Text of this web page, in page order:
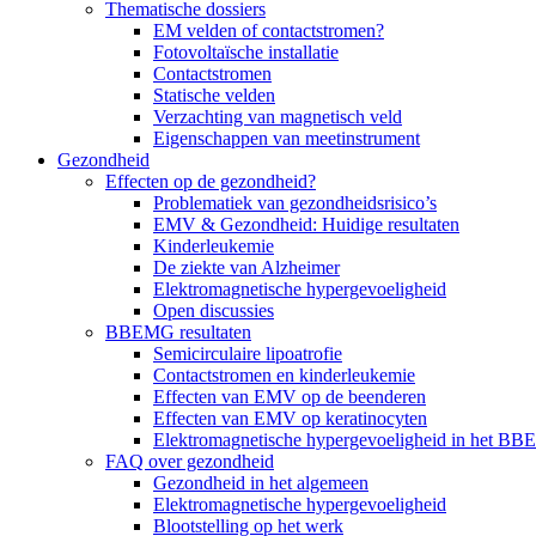
Thematische dossiers
EM velden of contactstromen?
Fotovoltaïsche installatie
Contactstromen
Statische velden
Verzachting van magnetisch veld
Eigenschappen van meetinstrument
Gezondheid
Effecten op de gezondheid?
Problematiek van gezondheidsrisico’s
EMV & Gezondheid: Huidige resultaten
Kinderleukemie
De ziekte van Alzheimer
Elektromagnetische hypergevoeligheid
Open discussies
BBEMG resultaten
Semicirculaire lipoatrofie
Contactstromen en kinderleukemie
Effecten van EMV op de beenderen
Effecten van EMV op keratinocyten
Elektromagnetische hypergevoeligheid in het
FAQ over gezondheid
Gezondheid in het algemeen
Elektromagnetische hypergevoeligheid
Blootstelling op het werk